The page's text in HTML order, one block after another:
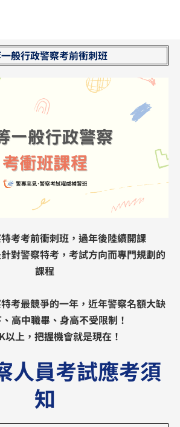
般行政警察考前衝刺班
考考前衝刺班，過年後陸續開課
對警察特考，​考試方向而專門規劃的
課程
考最競爭的一年，近年警察名額大缺
高中職畢、身高不受限制！
以上，把握機會就是現在！
人員考試應考須
知